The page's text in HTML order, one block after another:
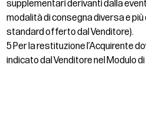
supplementari derivanti dalla
modalità di consegna diversa e
standard offerto dal Venditore).
5 Per la restituzione l’Acquirente
indicato dal Venditore nel Modulo